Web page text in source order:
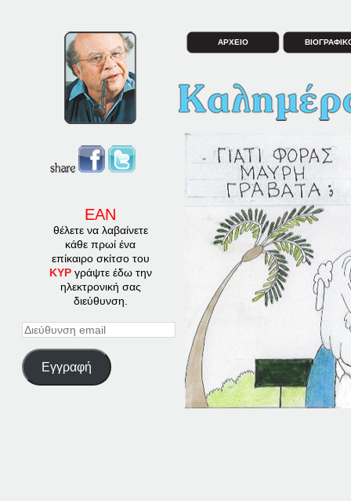
ΕΑΝ
θέλετε να λαβαίνετε
κάθε πρωί ένα
επίκαιρο σκίτσο του
ΚΥΡγράψτε έδω την
ηλεκτρονική σας
διεύθυνση.
Διεύθυνση
Εγγραφή
ΑΡΧΕΙΟ